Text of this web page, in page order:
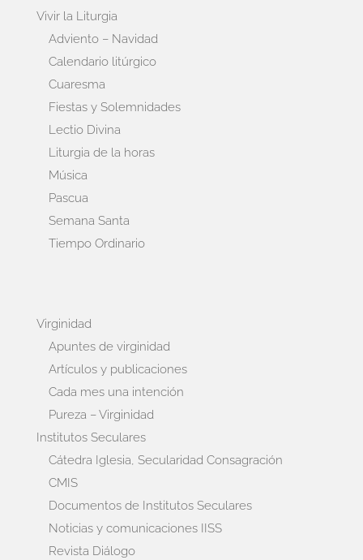
Vivir la Liturgia
Adviento – Navidad
Calendario litúrgico
Cuaresma
Fiestas y Solemnidades
Lectio Divina
Liturgia de la horas
Música
Pascua
Semana Santa
Tiempo Ordinario
Virginidad
Apuntes de virginidad
Artículos y publicaciones
Cada mes una intención
Pureza – Virginidad
Institutos Seculares
Cátedra Iglesia, Secularidad Consagración
CMIS
Documentos de Institutos Seculares
Noticias y comunicaciones IISS
Revista Diálogo